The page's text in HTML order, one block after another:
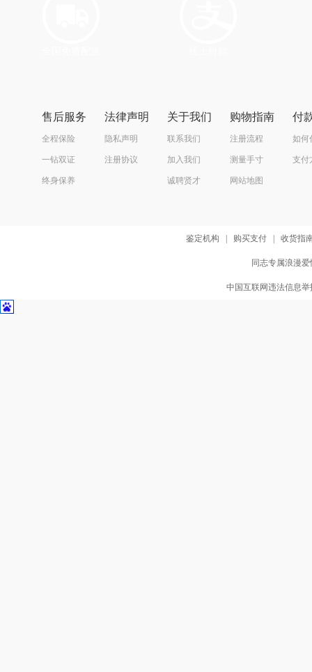
售后服务
全程保险
一钻双证
终身保养
法律声明
隐私声明
注册协议
关于我们
联系我们
加入我们
诚聘贤才
购物指南
注册流程
测量手寸
网站地图
付
如何
支付
鉴定机构 购买支付 收货指
同志专属浪漫
中国互联网违法信息